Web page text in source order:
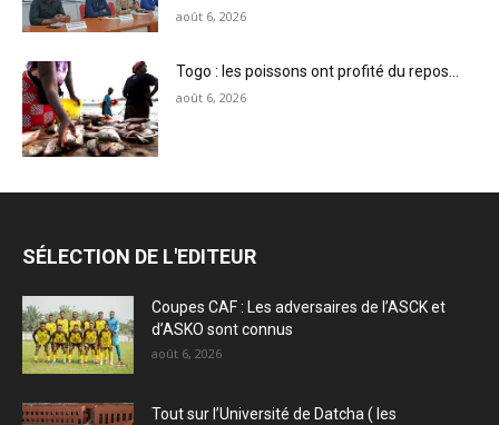
août 6, 2026
Togo : les poissons ont profité du repos…
août 6, 2026
SÉLECTION DE L'EDITEUR
Coupes CAF : Les adversaires de l’ASCK et
d’ASKO sont connus
août 6, 2026
Tout sur l’Université de Datcha ( les